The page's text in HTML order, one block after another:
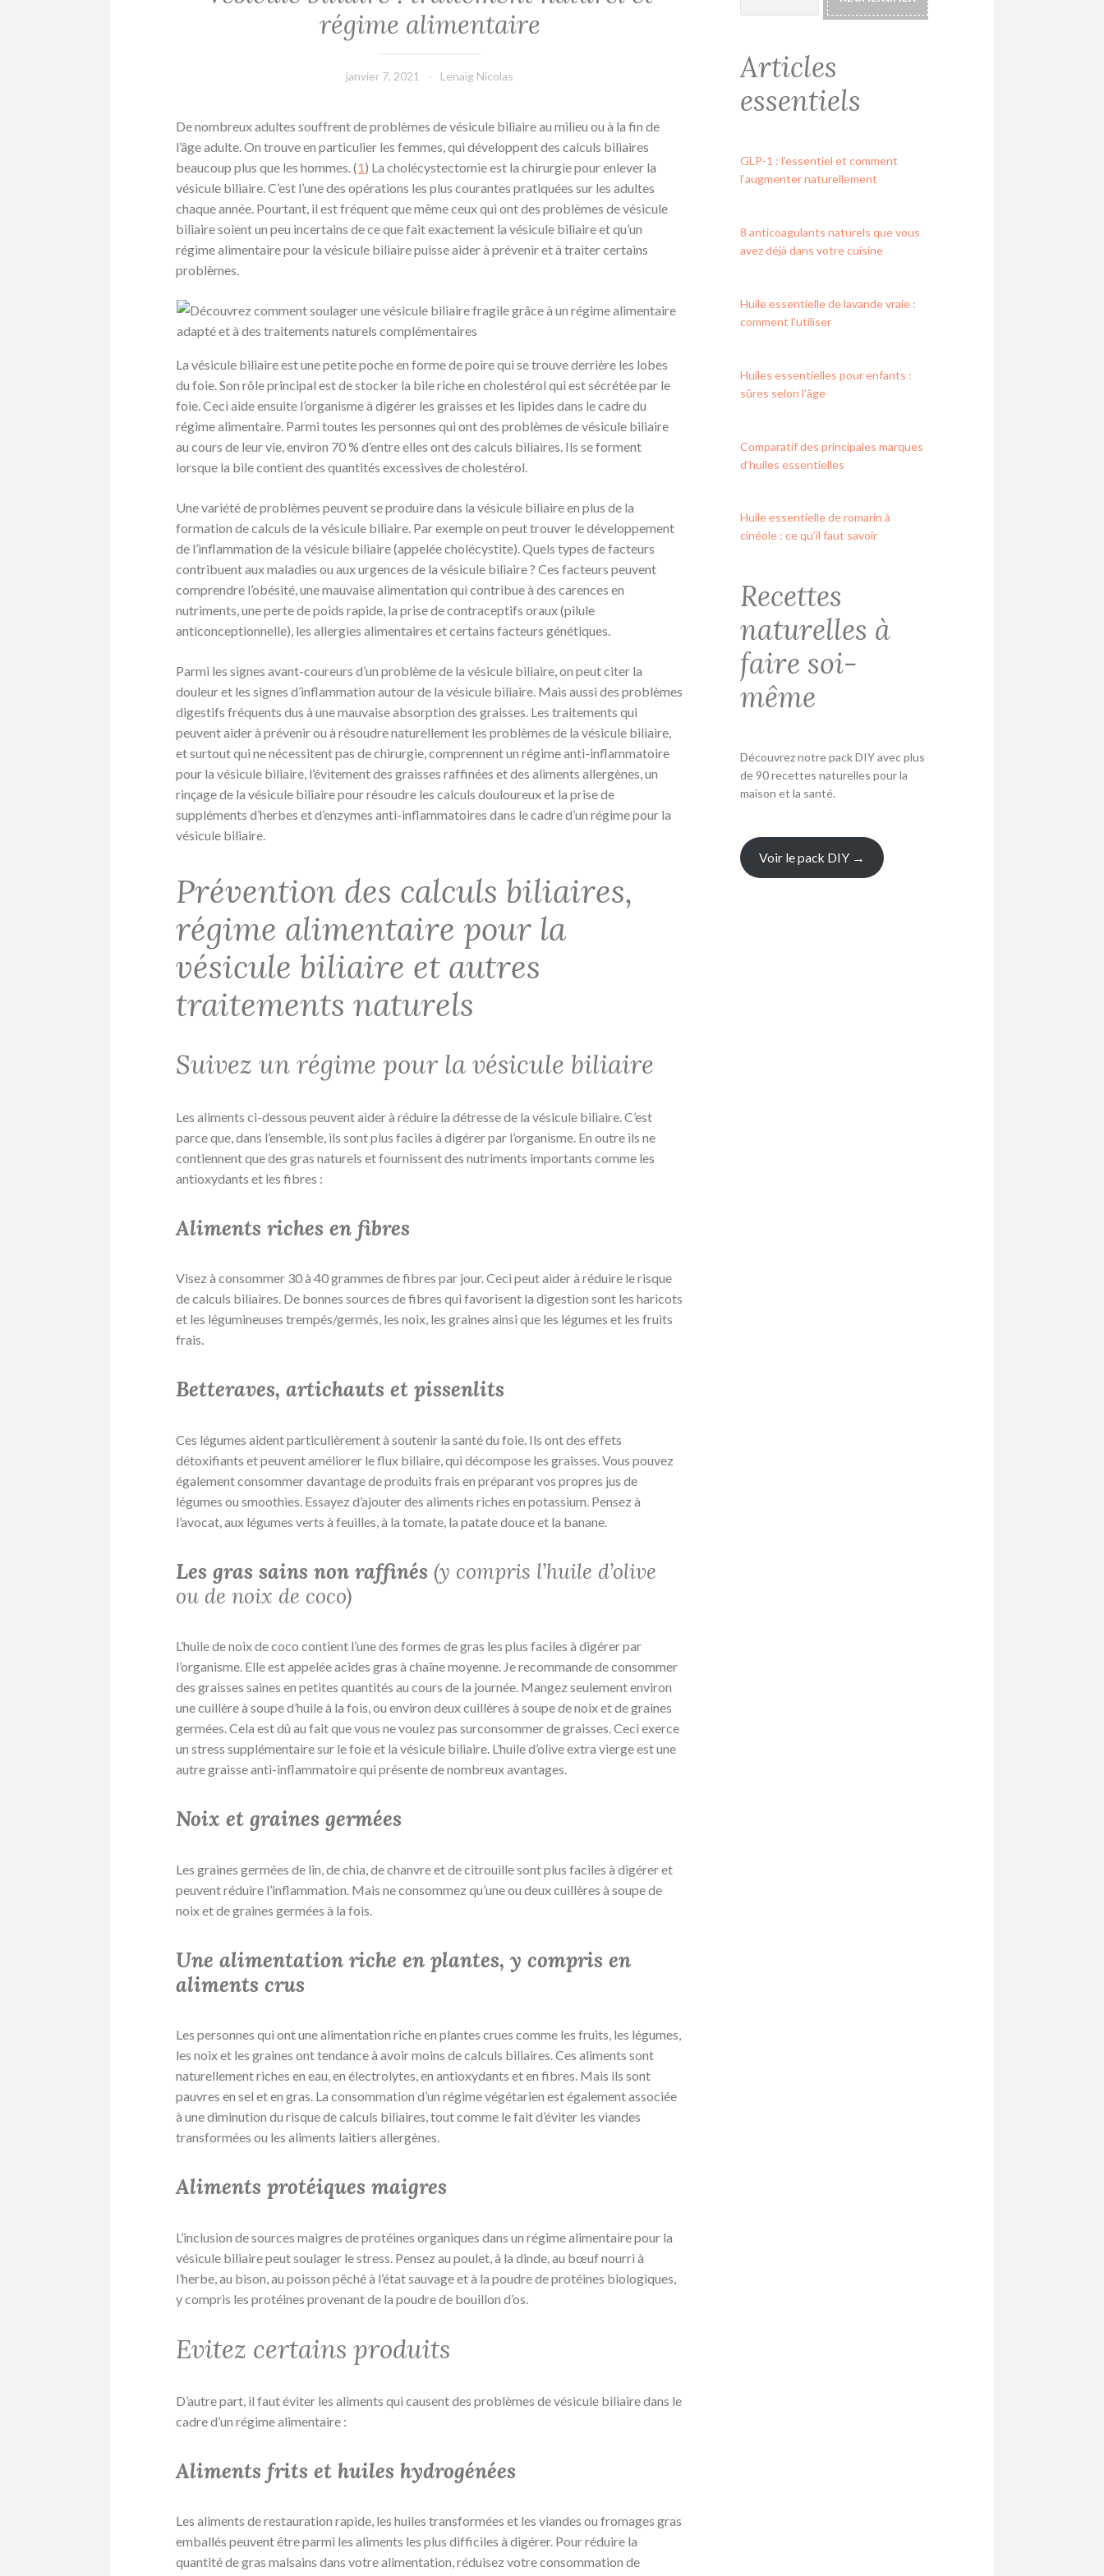
régime alimentaire
janvier 7, 2021 Lenaïg Nicolas
De nombreux adultes souffrent de problèmes de vésicule biliaire au milieu ou à la fin de
l’âge adulte. On trouve en particulier les femmes, qui développent des calculs biliaires
beaucoup plus que les hommes. (1) La cholécystectomie est la chirurgie pour enlever la
vésicule biliaire. C’est l’une des opérations les plus courantes pratiquées sur les adultes
chaque année. Pourtant, il est fréquent que même ceux qui ont des problèmes de vésicule
biliaire soient un peu incertains de ce que fait exactement la vésicule biliaire et qu’un
régime alimentaire pour la vésicule biliaire puisse aider à prévenir et à traiter certains
problèmes.
La vésicule biliaire est une petite poche en forme de poire qui se trouve derrière les lobes
du foie. Son rôle principal est de stocker la bile riche en cholestérol qui est sécrétée par le
foie. Ceci aide ensuite l’organisme à digérer les graisses et les lipides dans le cadre du
régime alimentaire. Parmi toutes les personnes qui ont des problèmes de vésicule biliaire
au cours de leur vie, environ 70 % d’entre elles ont des calculs biliaires. Ils se forment
lorsque la bile contient des quantités excessives de cholestérol.
Une variété de problèmes peuvent se produire dans la vésicule biliaire en plus de la
formation de calculs de la vésicule biliaire. Par exemple on peut trouver le développement
de l’inflammation de la vésicule biliaire (appelée cholécystite). Quels types de facteurs
contribuent aux maladies ou aux urgences de la vésicule biliaire ? Ces facteurs peuvent
comprendre l’obésité, une mauvaise alimentation qui contribue à des carences en
nutriments, une perte de poids rapide, la prise de contraceptifs oraux (pilule
anticonceptionnelle), les allergies alimentaires et certains facteurs génétiques.
Parmi les signes avant-coureurs d’un problème de la vésicule biliaire, on peut citer la
douleur et les signes d’inflammation autour de la vésicule biliaire. Mais aussi des problèmes
digestifs fréquents dus à une mauvaise absorption des graisses. Les traitements qui
peuvent aider à prévenir ou à résoudre naturellement les problèmes de la vésicule biliaire,
et surtout qui ne nécessitent pas de chirurgie, comprennent un régime anti-inflammatoire
pour la vésicule biliaire, l’évitement des graisses raffinées et des aliments allergènes, un
rinçage de la vésicule biliaire pour résoudre les calculs douloureux et la prise de
suppléments d’herbes et d’enzymes anti-inflammatoires dans le cadre d’un régime pour la
vésicule biliaire.
Prévention des calculs biliaires,
régime alimentaire pour la
vésicule biliaire et autres
traitements naturels
Suivez un régime pour la vésicule biliaire
Les aliments ci-dessous peuvent aider à réduire la détresse de la vésicule biliaire. C’est
parce que, dans l’ensemble, ils sont plus faciles à digérer par l’organisme. En outre ils ne
contiennent que des gras naturels et fournissent des nutriments importants comme les
antioxydants et les fibres :
Aliments riches en fibres
Visez à consommer 30 à 40 grammes de fibres par jour. Ceci peut aider à réduire le risque
de calculs biliaires. De bonnes sources de fibres qui favorisent la digestion sont les haricots
et les légumineuses trempés/germés, les noix, les graines ainsi que les légumes et les fruits
frais.
Betteraves, artichauts et pissenlits
Ces légumes aident particulièrement à soutenir la santé du foie. Ils ont des effets
détoxifiants et peuvent améliorer le flux biliaire, qui décompose les graisses. Vous pouvez
également consommer davantage de produits frais en préparant vos propres jus de
légumes ou smoothies. Essayez d’ajouter des aliments riches en potassium. Pensez à
l’avocat, aux légumes verts à feuilles, à la tomate, la patate douce et la banane.
Les gras sains non raffinés(y compris l’huile d’olive
ou de noix de coco)
L’huile de noix de coco contient l’une des formes de gras les plus faciles à digérer par
l’organisme. Elle est appelée acides gras à chaîne moyenne. Je recommande de consommer
des graisses saines en petites quantités au cours de la journée. Mangez seulement environ
une cuillère à soupe d’huile à la fois, ou environ deux cuillères à soupe de noix et de graines
germées. Cela est dû au fait que vous ne voulez pas surconsommer de graisses. Ceci exerce
un stress supplémentaire sur le foie et la vésicule biliaire. L’huile d’olive extra vierge est une
autre graisse anti-inflammatoire qui présente de nombreux avantages.
Noix et graines germées
Les graines germées de lin, de chia, de chanvre et de citrouille sont plus faciles à digérer et
peuvent réduire l’inflammation. Mais ne consommez qu’une ou deux cuillères à soupe de
noix et de graines germées à la fois.
Une alimentation riche en plantes, y compris en
aliments crus
Les personnes qui ont une alimentation riche en plantes crues comme les fruits, les légumes,
les noix et les graines ont tendance à avoir moins de calculs biliaires. Ces aliments sont
naturellement riches en eau, en électrolytes, en antioxydants et en fibres. Mais ils sont
pauvres en sel et en gras. La consommation d’un régime végétarien est également associée
à une diminution du risque de calculs biliaires, tout comme le fait d’éviter les viandes
transformées ou les aliments laitiers allergènes.
Aliments protéiques maigres
L’inclusion de sources maigres de protéines organiques dans un régime alimentaire pour la
vésicule biliaire peut soulager le stress. Pensez au poulet, à la dinde, au bœuf nourri à
l’herbe, au bison, au poisson pêché à l’état sauvage et à la poudre de protéines biologiques,
y compris les protéines provenant de la poudre de bouillon d’os.
Evitez certains produits
D’autre part, il faut éviter les aliments qui causent des problèmes de vésicule biliaire dans le
cadre d’un régime alimentaire :
Aliments frits et huiles hydrogénées
Les aliments de restauration rapide, les huiles transformées et les viandes ou fromages gras
emballés peuvent être parmi les aliments les plus difficiles à digérer. Pour réduire la
quantité de gras malsains dans votre alimentation, réduisez votre consommation de
Articles
essentiels
GLP-1 : l’essentiel et comment
l’augmenter naturellement
8 anticoagulants naturels que vous
avez déjà dans votre cuisine
Huile essentielle de lavande vraie :
comment l’utiliser
Huiles essentielles pour enfants :
sûres selon l’âge
Comparatif des principales marques
d’huiles essentielles
Huile essentielle de romarin à
cinéole : ce qu’il faut savoir
Recettes
naturelles à
faire soi-
même
Découvrez notre pack DIY avec plus
de 90 recettes naturelles pour la
maison et la santé.
Voir le pack DIY →